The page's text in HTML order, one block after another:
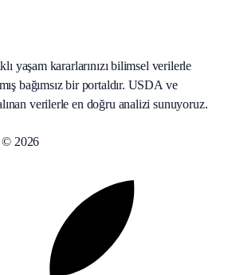
yaşam kararlarınızı bilimsel verilerle
bağımsız bir portaldır. USDA ve
verilerle en doğru analizi sunuyoruz.
2026